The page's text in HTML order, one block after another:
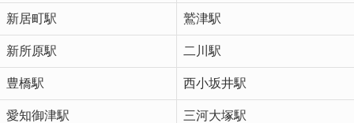
新居町駅 鷲津駅
新所原駅 二川駅
豊橋駅 西小坂井駅
愛知御津駅 三河大塚駅